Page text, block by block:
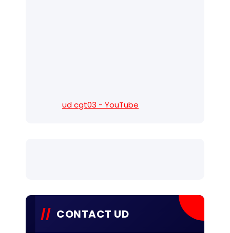
ud cgt03 - YouTube
CONTACT UD